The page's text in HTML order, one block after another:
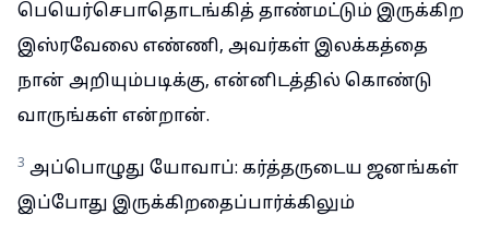
பெயெர்செபாதொடங்கித் தாண்மட்டும் இருக்கிற
இஸ்ரவேலை எண்ணி, அவர்கள் இலக்கத்தை
நான் அறியும்படிக்கு, என்னிடத்தில் கொண்டு
வாருங்கள் என்றான்.
3 அப்பொழுது யோவாப்: கர்த்தருடைய ஜனங்கள்
இப்போது இருக்கிறதைப்பார்க்கிலும்